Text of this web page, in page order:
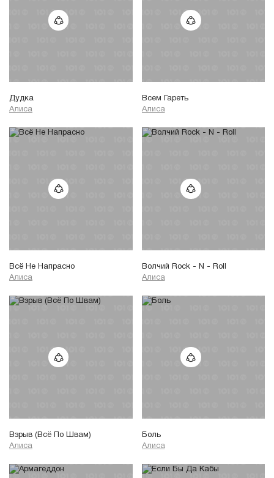
Дудка
Алиса
Всем Гареть
Алиса
Всё Не Напрасно
Алиса
Волчий Rock - N - Roll
Алиса
Взрыв (Всё По Швам)
Алиса
Боль
Алиса